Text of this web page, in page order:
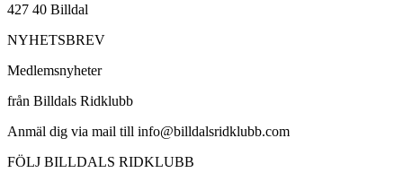
427 40 Billdal
NYHETSBREV
Medlemsnyheter
från Billdals Ridklubb
Anmäl dig via mail till info@billdalsridklubb.com
FÖLJ BILLDALS RIDKLUBB